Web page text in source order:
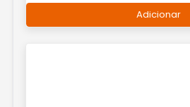
Adicionar